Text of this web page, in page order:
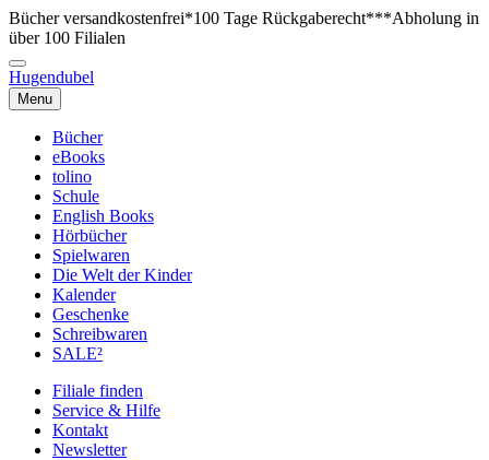
Bücher versandkostenfrei*100 Tage Rückgaberecht***Abholung in
über 100 Filialen
Hugendubel
Menu
Bücher
eBooks
tolino
Schule
English Books
Hörbücher
Spielwaren
Die Welt der Kinder
Kalender
Geschenke
Schreibwaren
SALE²
Filiale finden
Service & Hilfe
Kontakt
Newsletter